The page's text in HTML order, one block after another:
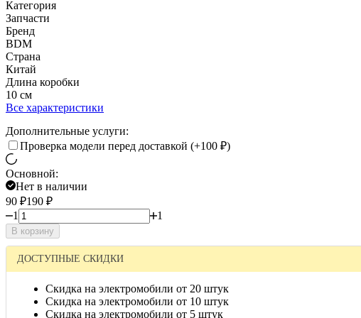
Категория
Запчасти
Бренд
BDM
Страна
Китай
Длина коробки
10 см
Все характеристики
Дополнительные услуги:
Проверка модели перед доставкой (+100 ₽)
Основной:
Нет в наличии
90 ₽190 ₽
1
1
В корзину
ДОСТУПНЫЕ СКИДКИ
Скидка на электромобили от 20 штук
Скидка на электромобили от 10 штук
Скидка на электромобили от 5 штук